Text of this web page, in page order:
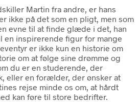
Martin fra andre, er hans
ikke på det som en pligt, men som
evne til at finde glæde i det, han
en inspirerende figur for mange
er ikke kun en historie om
om at følge sine drømme og
du er en studerende, der
eller en forælder, der ønsker at
rejse minde os om, at hårdt
kan føre til store bedrifter.